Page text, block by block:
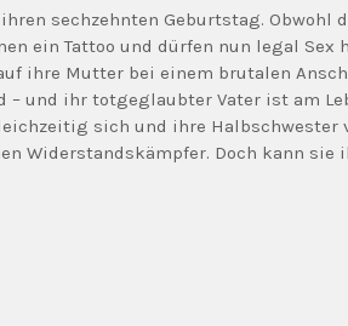
sechzehnten Geburtstag. Obwohl
ein Tattoo und dürfen nun legal Sex
ihre Mutter bei einem brutalen
und ihr totgeglaubter Vater ist am
sich und ihre Halbschwester
Widerstandskämpfer. Doch kann sie